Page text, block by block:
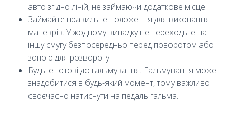
авто згідно ліній, не займаючи додаткове місце.
Займайте правильне положення для виконання
маневрів. У жодному випадку не переходьте на
іншу смугу безпосередньо перед поворотом або
зоною для розвороту.
Будьте готові до гальмування. Гальмування може
знадобитися в будь-який момент, тому важливо
своєчасно натиснути на педаль гальма.